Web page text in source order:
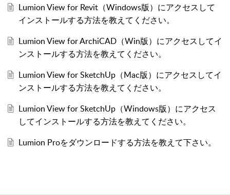
Lumion View for Revit（Windows版）にアクセスして
インストールする方法を教えてください。
Lumion View for ArchiCAD（Win版）にアクセスしてイ
ンストールする方法を教えてください。
Lumion View for SketchUp（Mac版）にアクセスしてイ
ンストールする方法を教えてください。
Lumion View for SketchUp（Windows版）にアクセス
してインストールする方法を教えてください。
Lumion Proをダウンロードする方法を教えて下さい。